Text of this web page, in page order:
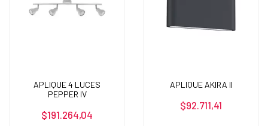
APLIQUE 4 LUCES
PEPPER IV
$191.264,04
APLIQUE AKIRA II
$92.711,41